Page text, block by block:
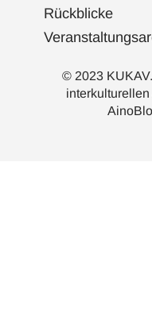
Rückblicke
© 2023